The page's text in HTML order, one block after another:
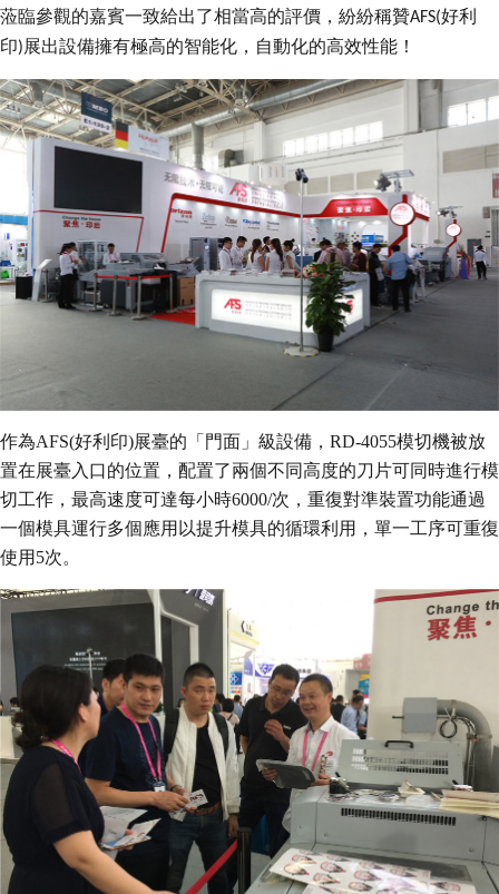
简体 繁體 EN
蒞臨參觀的嘉賓一致給出了相當高的評價，紛紛稱贊AFS(好利
印)展出設備擁有極高的智能化，自動化的高效性能！
作為AFS(好利印)展臺的「門面」級設備，RD-4055模切機被放
置在展臺入口的位置，配置了兩個不同高度的刀片可同時進行模
切工作，最高速度可達每小時6000/次，重復對準裝置功能通過
一個模具運行多個應用以提升模具的循環利用，單一工序可重復
使用5次。